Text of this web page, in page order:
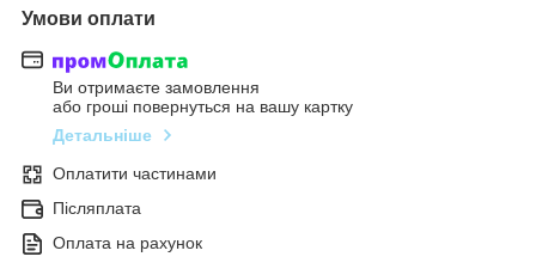
Умови оплати
Ви отримаєте замовлення
або гроші повернуться на вашу картку
Детальніше
Оплатити частинами
Післяплата
Оплата на рахунок